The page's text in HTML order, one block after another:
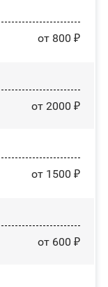
от 800 ₽
от 2000 ₽
от 1500 ₽
от 600 ₽